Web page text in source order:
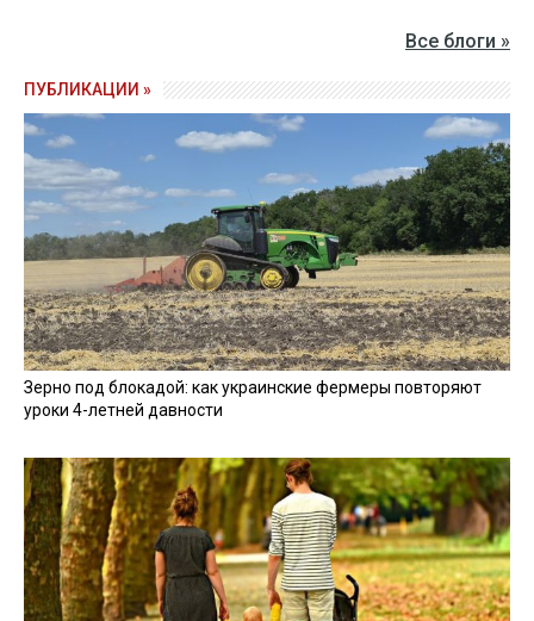
Все блоги »
ПУБЛИКАЦИИ »
Зерно под блокадой: как украинские фермеры повторяют
уроки 4-летней давности